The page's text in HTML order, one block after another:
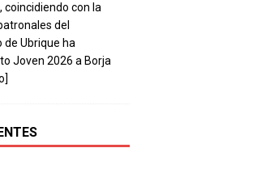
con la
del
Ubrique ha
Joven 2026 a Borja